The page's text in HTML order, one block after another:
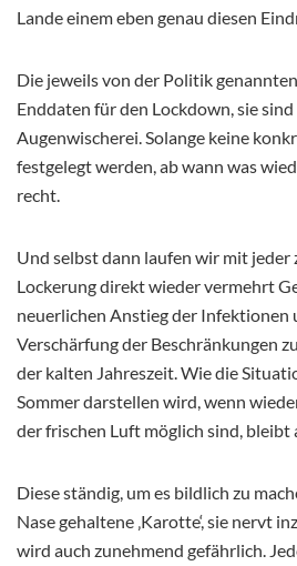
Lande einem eben genau diesen
Die jeweils von der Politik
Enddaten für den Lockdown, sie
Augenwischerei. Solange keine
festgelegt werden, ab wann was
recht.
Und selbst dann laufen wir mit jeder
Lockerung direkt wieder vermehrt
neuerlichen Anstieg der Infektionen
Verschärfung der Beschränkungen
der kalten Jahreszeit. Wie die
Sommer darstellen wird, wenn
der frischen Luft möglich sind, bleibt
Diese ständig, um es bildlich zu
Nase gehaltene ‚Karotte‘, sie nervt
wird auch zunehmend gefährlich.